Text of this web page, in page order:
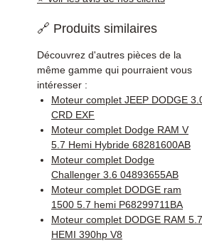
🔗 Produits similaires
Découvrez d'autres pièces de la
même gamme qui pourraient vous
intéresser :
Moteur complet JEEP DODGE
CRD EXF
Moteur complet Dodge RAM V
5.7 Hemi Hybride 68281600AB
Moteur complet Dodge
Challenger 3.6 04893655AB
Moteur complet DODGE ram
1500 5.7 hemi P68299711BA
Moteur complet DODGE RAM 5.7
HEMI 390hp V8